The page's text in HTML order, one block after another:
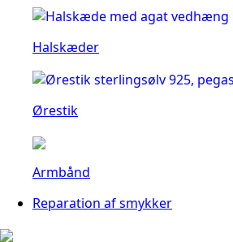
Halskæder
Ørestik
Armbånd
Reparation af smykker